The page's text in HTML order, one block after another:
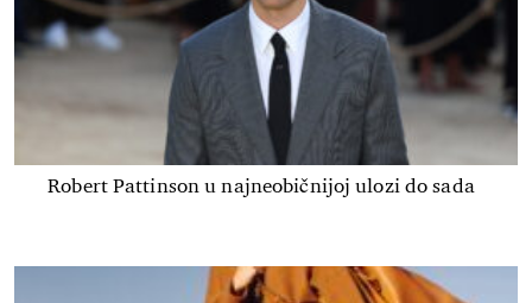
Robert Pattinson u najneobičnijoj ulozi do sada